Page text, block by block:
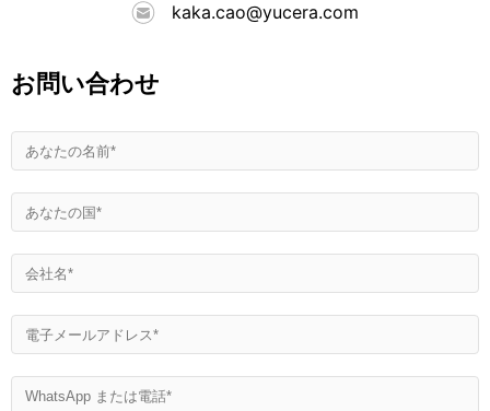
kaka.cao@yucera.com
お問い合わせ